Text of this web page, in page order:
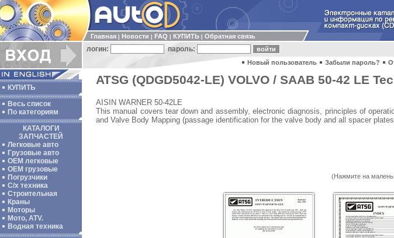
Главная Новости FAQ КУПИТЬ Обратная связь
логин: пароль:
Новый пользователь Забыли пароль?
КУПИТЬ
Весь список
По категориям
КАТАЛОГИ
ЗАПЧАСТЕЙ
Легковые авто
Грузовые авто
ОЕМ легковые
OEM грузовые
Погрузчики
С/х техника
Строительная
Краны
Моторы
Мото, ATV.
Водная техника
ATSG (QDGD5042-LE) VOLVO / SAAB 50-42 LE
AISIN WARNER 50-42LE
This manual covers tear down and assembly, electronic diagnosis, principles of
and Valve Body Mapping (passage identification for the valve body and all spacer
(Нажмите на